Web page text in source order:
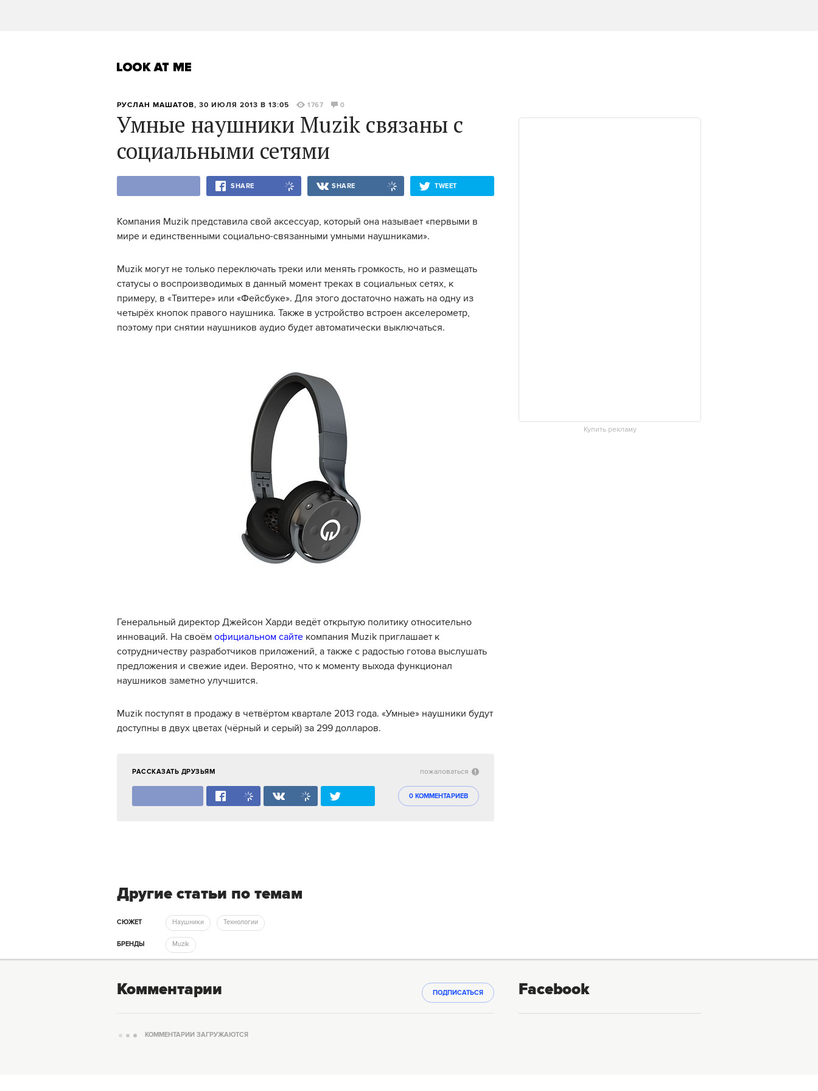
РУСЛАН МАШАТОВ, 30 ИЮЛЯ 2013 В 13:05 1767 0
Умные наушники Muzik связаны с
социальными сетями
SHARE SHARE TWEET
Компания Muzik представила свой аксессуар, который она называет «первыми в
мире и единственными социально-cвязанными умными наушниками».
Muzik могут не только переключать треки или менять громкость, но и размещать
статусы о воспроизводимых в данный момент треках в социальных сетях, к
примеру, в «Твиттере» или «Фейсбуке». Для этого достаточно нажать на одну из
четырёх кнопок правого наушника. Также в устройство встроен акселерометр,
поэтому при снятии наушников аудио будет автоматически выключаться.
Генеральный директор Джейсон Харди ведёт открытую политику относительно
инноваций. На своём официальном сайте компания Muzik приглашает к
сотрудничеству разработчиков приложений, а также с радостью готова выслушать
предложения и свежие идеи. Вероятно, что к моменту выхода функционал
наушников заметно улучшится.
Muzik поступят в продажу в четвёртом квартале 2013 года. «Умные» наушники будут
доступны в двух цветах (чёрный и серый) за 299 долларов.
РАССКАЗАТЬ ДРУЗЬЯМ
0 КОММЕНТАРИЕВ
пожаловаться
Купить рекламу
Другие статьи по темам
СЮЖЕТ Наушники Технологии
БРЕНДЫ Muzik
Комментарии ПОДПИСАТЬСЯ
КОММЕНТАРИИ ЗАГРУЖАЮТСЯ
Facebook